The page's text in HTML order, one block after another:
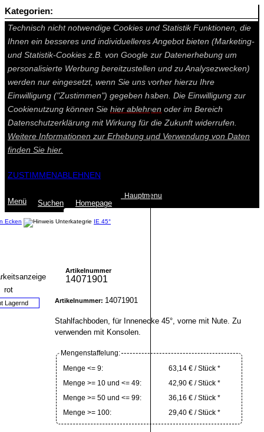
Auf dieser Seite werden technisch notwendige Cookies gesetzt.
Technisch nicht notwendige Cookies und Statistik Funktionen, die
Ihnen ein besseres und individuelleres Angebot bieten (Marketing-
und Statistik-Cookies z.B. von Google zur Datenerhebung um
personalisierte Werbung bereitzustellen und zu Analysezwecken)
werden nur eingesetzt, wenn Sie uns vorher hierzu Ihre
Einwilligung ("Zustimmen") gegeben haben. Die Einwilligung zur
Cookienutzung können Sie hier ablehnen oder im Bereich
Datenschutzerklärung mit Wirkung für die Zukunft widerrufen.
Weitere Informationen zur Erhebung und Verwendung von Daten
finden Sie hier.
ZUSTIMMENABLEHNEN
Menü Suchen Homepage
Hauptmenu
Ecken IE 45°
Lagernd
Artikelnummer
14071901
Artikelnummer: 14071901
Stahlfachboden, für Innenecke 45°, vorne mit Nute. Zu
verwenden mit Konsolen.
Mengenstaffelung:
Menge <= 9:
63,14 € / Stück *
Menge >= 10 und <= 49:
42,90 € / Stück *
Menge >= 50 und <= 99:
36,16 € / Stück *
Menge >= 100:
29,40 € / Stück *
Kategorien: